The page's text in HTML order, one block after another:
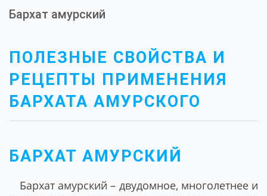
Бархат амурский
ПОЛЕЗНЫЕ СВОЙСТВА И
РЕЦЕПТЫ ПРИМЕНЕНИЯ
БАРХАТА АМУРСКОГО
БАРХАТ АМУРСКИЙ
Бархат амурский – двудомное, многолетнее и